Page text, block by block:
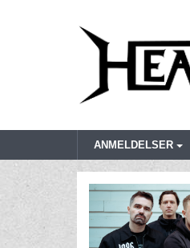
ANMELDELSER